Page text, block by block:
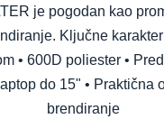
je pogodan kao
Ključne
• 600D poliester •
do 15" • Praktična
brendiranje